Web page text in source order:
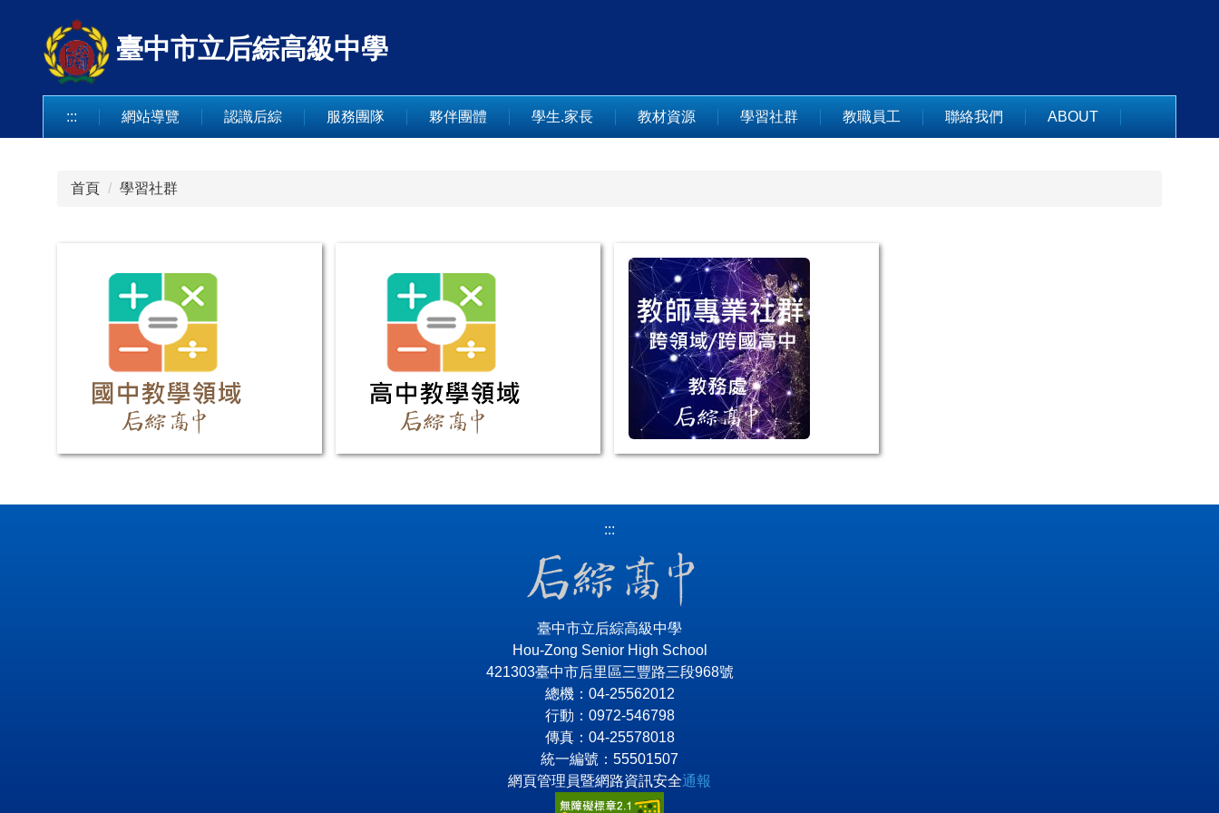
臺中市立后綜高級中學
::: 網站導覽 認識后綜 服務團隊 夥伴團體 學生.家長 教材資源 學習社群 教職員工 聯絡我們 ABOUT
首頁 學習社群
:::
臺中市立后綜高級中學
Hou-Zong Senior High School
421303臺中市后里區三豐路三段968號
總機：04-25562012
行動：0972-546798
傳真：04-25578018
統一編號：55501507
網頁管理員暨網路資訊安全通報